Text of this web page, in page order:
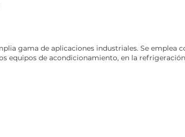
gama de aplicaciones industriales. Se emplea
equipos de acondicionamiento, en la